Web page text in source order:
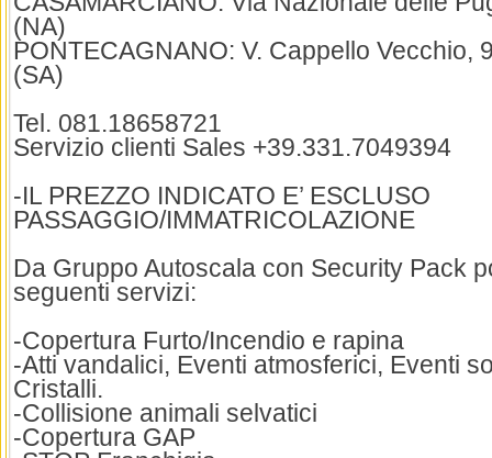
(NA)
PONTECAGNANO: V. Cappello Vecchio,
(SA)
Tel. 081.18658721
Servizio clienti Sales +39.331.7049394
-IL PREZZO INDICATO E’ ESCLUSO
PASSAGGIO/IMMATRICOLAZIONE
Da Gruppo Autoscala con Security Pack
seguenti servizi:
-Copertura Furto/Incendio e rapina
-Atti vandalici, Eventi atmosferici, Eventi
Cristalli.
-Collisione animali selvatici
-Copertura GAP